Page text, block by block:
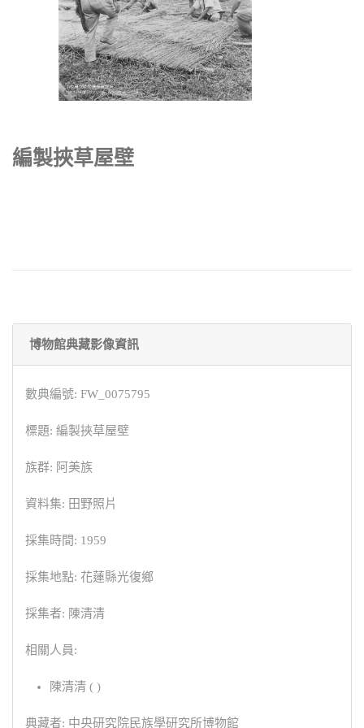
編製挾草屋壁
博物館典藏影像資訊
數典編號: FW_0075795
標題: 編製挾草屋壁
族群: 阿美族
資料集: 田野照片
採集時間: 1959
採集地點: 花蓮縣光復鄉
採集者: 陳清清
相關人員:
陳清清 ( )
典藏者: 中央研究院民族學研究所博物館